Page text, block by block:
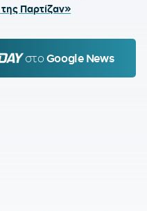
της Παρτίζαν»
στοGoogle News